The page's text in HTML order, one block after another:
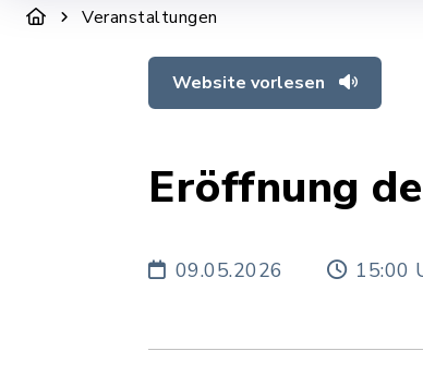
Veranstaltungen
Website vorlesen
Eröffnung
09.05.2026 15:00